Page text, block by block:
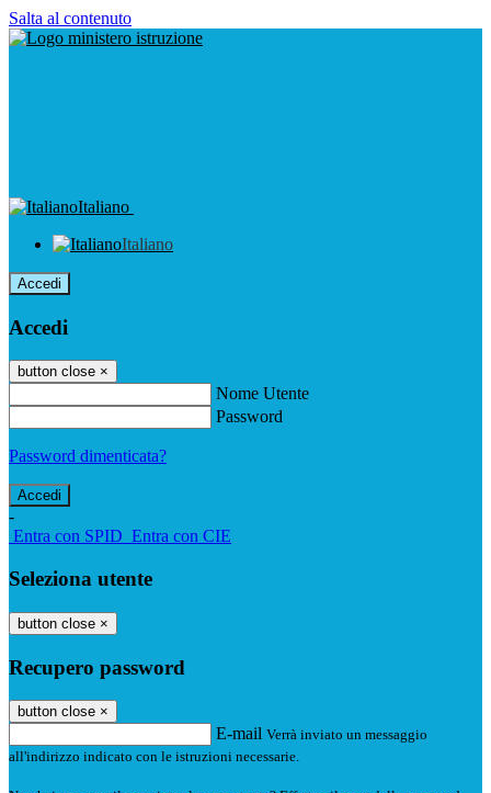
Salta al contenuto
Italiano
Italiano
Accedi
Accedi
button close ×
Nome Utente
Password
Password dimenticata?
-
Entra con SPID Entra con CIE
Seleziona utente
button close ×
Recupero password
button close ×
E-mail Verrà inviato un messaggio
all'indirizzo indicato con le istruzioni necessarie.